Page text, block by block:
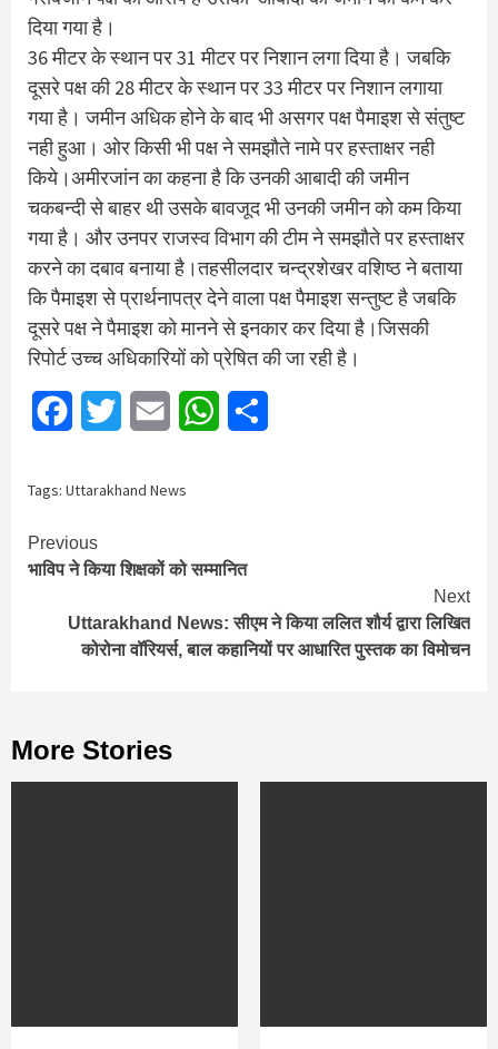
दिया गया है।
36 मीटर के स्थान पर 31 मीटर पर निशान लगा दिया है। जबकि
दूसरे पक्ष की 28 मीटर के स्थान पर 33 मीटर पर निशान लगाया
गया है। जमीन अधिक होने के बाद भी असगर पक्ष पैमाइश से संतुष्ट
नही हुआ। ओर किसी भी पक्ष ने समझौते नामे पर हस्ताक्षर नही
किये।अमीरजांन का कहना है कि उनकी आबादी की जमीन
चकबन्दी से बाहर थी उसके बावजूद भी उनकी जमीन को कम किया
गया है। और उनपर राजस्व विभाग की टीम ने समझौते पर हस्ताक्षर
करने का दबाव बनाया है।तहसीलदार चन्द्रशेखर वशिष्ठ ने बताया
कि पैमाइश से प्रार्थनापत्र देने वाला पक्ष पैमाइश सन्तुष्ट है जबकि
दूसरे पक्ष ने पैमाइश को मानने से इनकार कर दिया है।जिसकी
रिपोर्ट उच्च अधिकारियों को प्रेषित की जा रही है।
FacebookTwitter Email WhatsApp
Tags: Uttarakhand News
Continue
Reading
Previous
भाविप ने किया शिक्षकों को सम्मानित
Next
Uttarakhand News: सीएम ने किया ललित शौर्य द्वारा लिखित
कोरोना वॉरियर्स, बाल कहानियों पर आधारित पुस्तक का विमोचन
More Stories